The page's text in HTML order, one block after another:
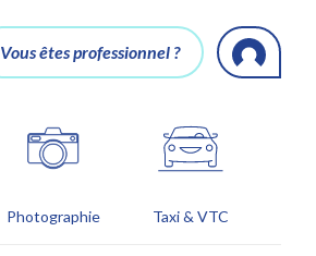
Vous êtes professionnel ?
Photographie Taxi & VTC